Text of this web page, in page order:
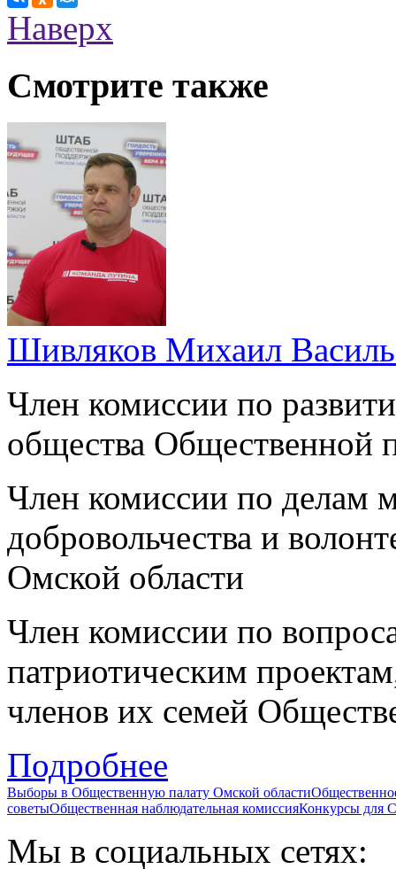
Наверх
Смотрите также
Шивляков Михаил
Член комиссии по
общества Общественной
Член комиссии по делам
добровольчества и
Омской области
Член комиссии по
патриотическим
членов их семей
Подробнее
Выборы в Общественную палату Омской области
советыОбщественная наблюдательная комиссияКонкурсы
Мы в социальных сетях: